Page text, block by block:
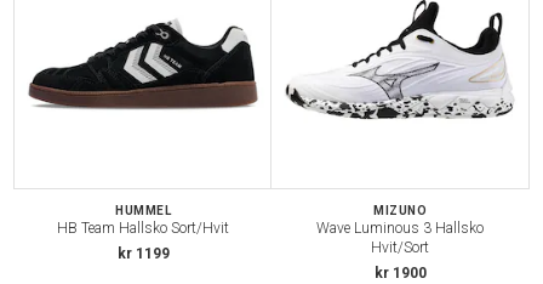
HUMMEL
HB Team Hallsko Sort/Hvit
kr 1199
MIZUNO
Wave Luminous 3 Hallsko
Hvit/Sort
kr 1900